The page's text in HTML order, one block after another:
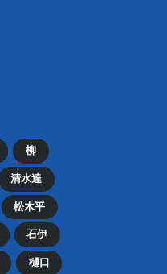
柳
清水達
松木平
石伊
樋口